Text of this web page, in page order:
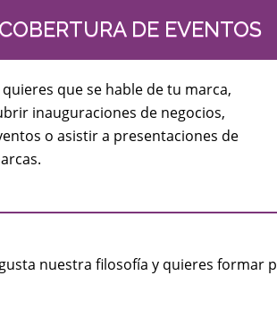
COBERTURA DE EVENTOS
quieres que se hable de tu marca,
inauguraciones de negocios,
o asistir a presentaciones de
nuestra filosofía y quieres formar